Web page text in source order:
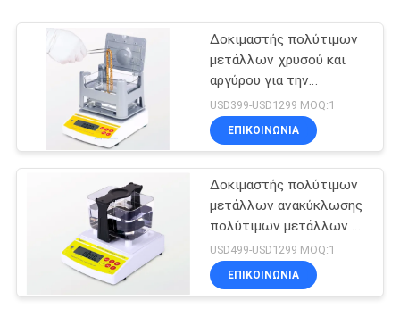
Δοκιμαστής πολύτιμων
μετάλλων χρυσού και
αργύρου για την
αναγνώριση κοσμημάτων
USD399-USD1299 MOQ:1
ΕΠΙΚΟΙΝΩΝΊΑ
Δοκιμαστής πολύτιμων
μετάλλων ανακύκλωσης
πολύτιμων μετάλλων με
μεγάλη χωρητικότητα
μέτρησης
USD499-USD1299 MOQ:1
ΕΠΙΚΟΙΝΩΝΊΑ